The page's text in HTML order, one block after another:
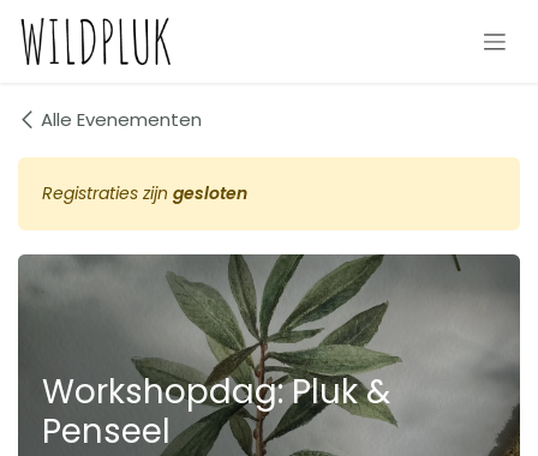
Alle Evenementen
Registraties zijn gesloten
Workshopdag: Pluk &
Penseel